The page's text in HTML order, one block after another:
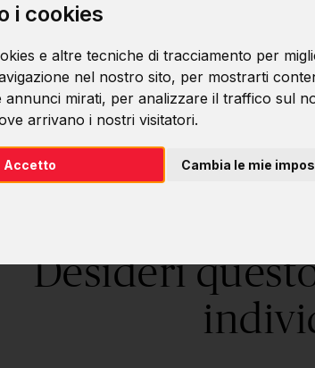
i cookies
e altre tecniche di tracciamento per
nel nostro sito, per mostrarti
annunci mirati, per analizzare il traffico sul
arrivano i nostri visitatori.
Accetto Cambia le mie
Desideri